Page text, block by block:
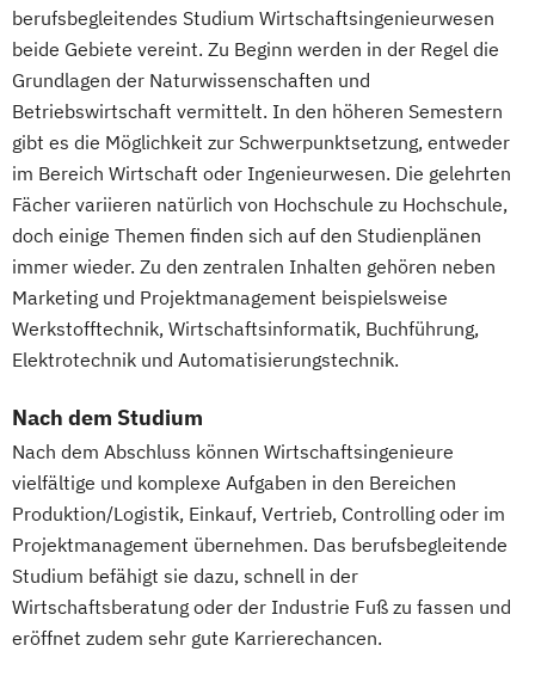
Wirtschaftsingenieurwesen
Wirtschaftsingenieurwesen
Baumanagement
Wirtschaftsingenieurwesen Elektrotechnik
Wirtschaftsingenieurwesen Erneuerbare
Energien
Wirtschaftsingenieurwesen Maschinenbau
Wirtschaftsingenieurwesen für Ingenieure
Wirtschaftswissenschaftler
Wirtschaftsingenieurwesen – Digitale
Wirtschafts­ingenieur­wesen
Fahrzeugtechnik
Wirtschafts­ingenieur­wesen Informatik
Wirtschafts­ingenieur­wesen
Kunststofftechnik
Wirtschafts­ingenieur­wesen Künstliche
Intelligenz
Wirtschafts­ingenieur­wesen Lebensmittel
Mediendesign
Nachhaltigkeitsmanagement
Online Marketing
Management
Pflege
Pharmamanagement und -technologie
Praxis- und Versorgungsmanagement
Prozess- und Projektmanagement
Psychologie Pädagogik
Sales Management & Strategy
Soziale Arbeit im Online-Abendstudium
Sozialmanagement
Sozialwissenschaften
Sustainability Management
Therapiewissenschaften - Ergotherapie
Therapiewissenschaften - Logopädie
Therapiewissenschaften - Physiotherapie
UX & Service Design
UX-Design
berufsbegleitendes Studium Wirtschaftsingenieurwesen
beide Gebiete vereint. Zu Beginn werden in der Regel die
Grundlagen der Naturwissenschaften und
Betriebswirtschaft vermittelt. In den höheren Semestern
gibt es die Möglichkeit zur Schwerpunktsetzung, entweder
im Bereich Wirtschaft oder Ingenieurwesen. Die gelehrten
Fächer variieren natürlich von Hochschule zu Hochschule,
doch einige Themen finden sich auf den Studienplänen
immer wieder. Zu den zentralen Inhalten gehören neben
Marketing und Projektmanagement beispielsweise
Werkstofftechnik, Wirtschaftsinformatik, Buchführung,
Elektrotechnik und Automatisierungstechnik.
Nach dem Studium
Nach dem Abschluss können Wirtschaftsingenieure
vielfältige und komplexe Aufgaben in den Bereichen
Produktion/Logistik, Einkauf, Vertrieb, Controlling oder im
Projektmanagement übernehmen. Das berufsbegleitende
Studium befähigt sie dazu, schnell in der
Wirtschaftsberatung oder der Industrie Fuß zu fassen und
eröffnet zudem sehr gute Karrierechancen.